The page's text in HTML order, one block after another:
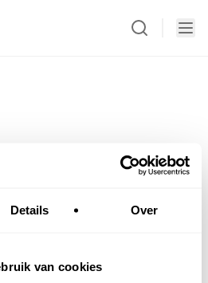
Details Over
van cookies